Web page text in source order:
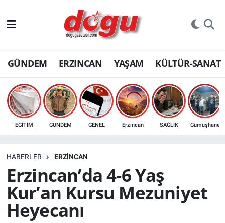
GÜNDEM ERZINCAN YAŞAM KÜLTÜR-SANAT
EĞİTİM GÜNDEM GENEL Erzincan SAĞLIK Gümüşhane
HABERLER ERZINCAN
Erzincan’da 4-6 Yaş
Kur’an Kursu Mezuniyet
Heyecanı
ERZINCAN
GÜNDEM
ERZİNCAN FOTOĞRAFLARI
SAĞLIK
EKONOMİ
Bilim, teknoloji
GENEL